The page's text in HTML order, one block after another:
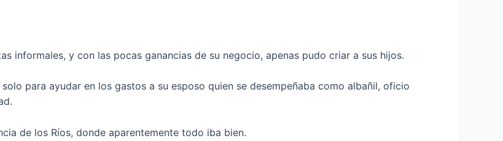
informales, y con las pocas ganancias de su negocio, apenas pudo criar a sus hijos.
para ayudar en los gastos a su esposo quien se desempeñaba como albañil, oficio
de los Ríos, donde aparentemente todo iba bien.